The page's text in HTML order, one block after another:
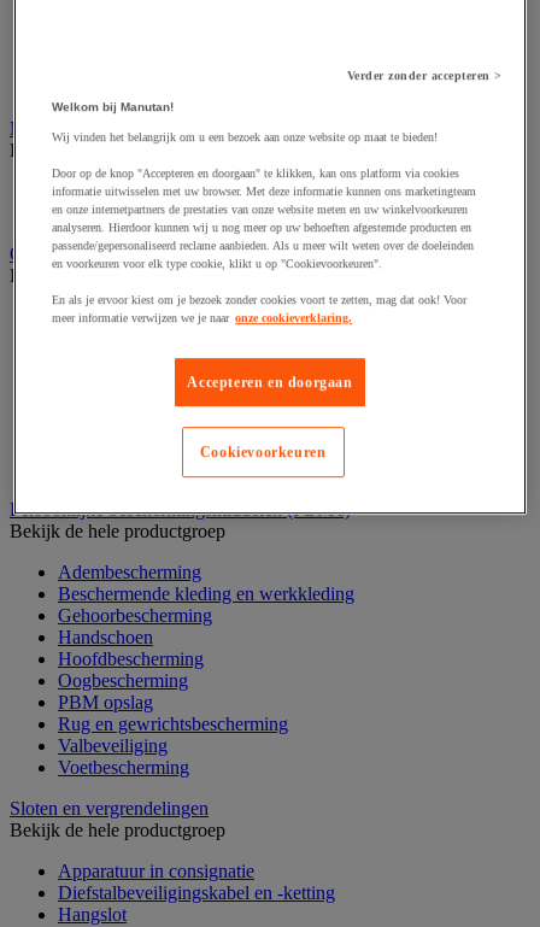
Medische hulpmiddelen en oefentherapie
Bekijk de hele productgroep
Elektrostimulatie en echografie
Revalidatie
Opvangbak en opvangmaterieel
Bekijk de hele productgroep
Aftapsteun voor vaten
Gasflessenopslag
Laboratoriumlade
Mobiele opvangbak
Persoonlijke beschermingsmiddelen (PBM's)
Bekijk de hele productgroep
Adembescherming
Beschermende kleding en werkkleding
Gehoorbescherming
Handschoen
Hoofdbescherming
Oogbescherming
PBM opslag
Rug en gewrichtsbescherming
Valbeveiliging
Voetbescherming
Sloten en vergrendelingen
Bekijk de hele productgroep
Apparatuur in consignatie
Diefstalbeveiligingskabel en -ketting
Hangslot
Verder zonder accepteren >
Welkom bij Manutan!
Wij vinden het belangrijk om u een bezoek aan onze website op maat te bieden!
Door op de knop "Accepteren en doorgaan" te klikken, kan ons platform via cookies
informatie uitwisselen met uw browser. Met deze informatie kunnen ons marketingteam
en onze internetpartners de prestaties van onze website meten en uw winkelvoorkeuren
analyseren. Hierdoor kunnen wij u nog meer op uw behoeften afgestemde producten en
passende/gepersonaliseerd reclame aanbieden. Als u meer wilt weten over de doeleinden
en voorkeuren voor elk type cookie, klikt u op "Cookievoorkeuren".
En als je ervoor kiest om je bezoek zonder cookies voort te zetten, mag dat ook! Voor
meer informatie verwijzen we je naar onze cookieverklaring.
Accepteren en doorgaan
Cookievoorkeuren